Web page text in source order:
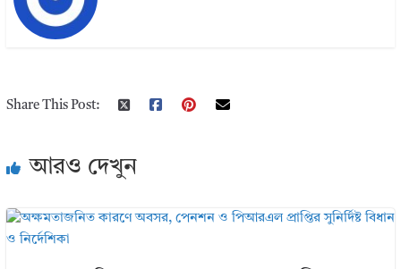
Share This Post:
আরও দেখুন